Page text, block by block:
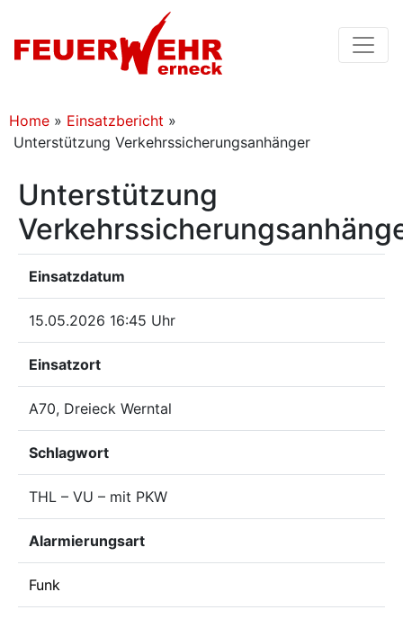
Home » Einsatzbericht »
Unterstützung Verkehrssicherungsanhänger
Unterstützung
Einsatzdatum
15.05.2026 16:45 Uhr
Einsatzort
A70, Dreieck Werntal
Schlagwort
THL – VU – mit PKW
Alarmierungsart
Funk